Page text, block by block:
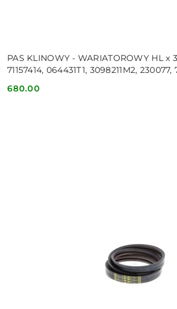
PAS KLINOWY - WARIATOROWY HL x
71157414, 064431T1, 3098211M2,
Cena:
680.00